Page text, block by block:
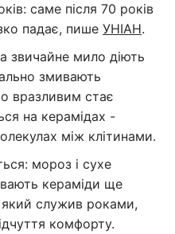
саме після 70 років
падає, пише УНІАН.
звичайне мило діють
змивають
вразливим стає
на керамідах -
між клітинами.
мороз і сухе
кераміди ще
служив роками,
комфорту.